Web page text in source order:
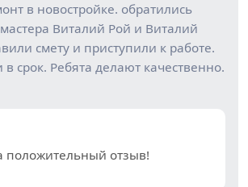
в новостройке. обратились
Виталий Рой и Виталий
смету и приступили к работе.
в срок. Ребята делают качественно.
положительный отзыв!